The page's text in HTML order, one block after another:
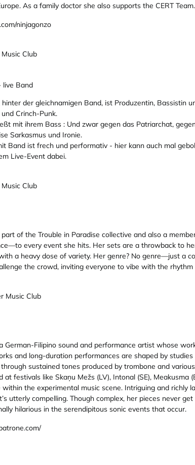
As a family doctor she also supports the CERT
ninjagonzo
Club
live Band
der gleichnamigen Band, ist Produzentin, Bassistin
Crinch-Punk.
mit ihrem Bass : Und zwar gegen das Patriarchat,
Sarkasmus und Ironie.
Band ist frech und performativ - hier kann auch mal
Live-Event dabei.
Club
part of the Trouble in Paradise collective and also a
every event she hits. Her sets are a throwback to
a heavy dose of variety. Her genre? No genre—just a
the crowd, inviting everyone to vibe with the
Music Club
German-Filipino sound and performance artist whose
and long-duration performances are shaped by
sustained tones produced by trombone and
at festivals like Skaņu Mežs (LV), Intonal (SE),
the experimental music scene. Intriguing and richly
utterly compelling. Though complex, her pieces never
hilarious in the serendipitous sonic events that occur.